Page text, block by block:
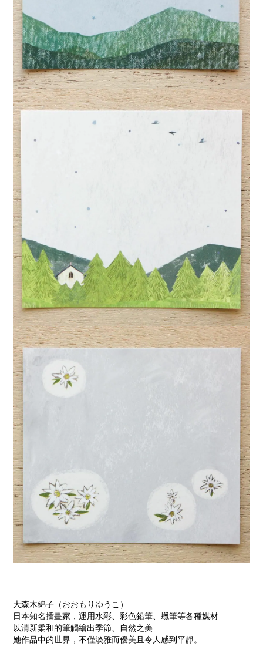
大森木綿子（おおもりゆうこ）
日本知名插畫家，運用水彩、彩色鉛筆、蠟筆等各種媒材
以清新柔和的筆觸繪出季節、自然之美
她作品中的世界，不僅淡雅而優美且令人感到平靜。